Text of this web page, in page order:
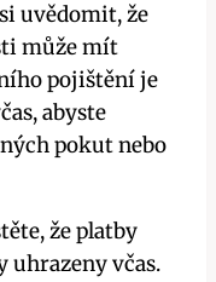
uvědomit, že
může mít
pojištění je
abyste
pokut nebo
že platby
uhrazeny včas.